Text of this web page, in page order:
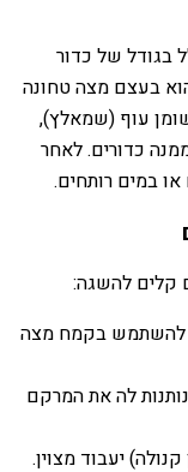
בגודל של כדור
בעצם מצה טחונה
עוף (שמאלץ),
כדורים. לאחר
במים רותחים.
קלים להשגה:
להשתמש בקמח מצה
לה את המרקם
יעבוד מצוין.